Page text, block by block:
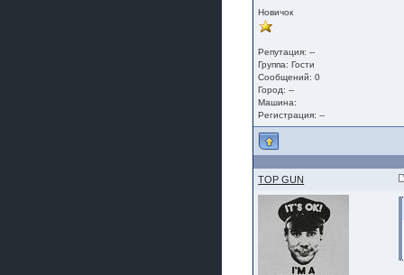
Новичок
Репутация: --
Группа:Гости
Сообщений: 0
Город: --
Машина:
Регистрация: --
TOP GUN